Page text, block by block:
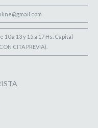
a 13 y 15 a 17 Hs. Capital
CITA PREVIA).